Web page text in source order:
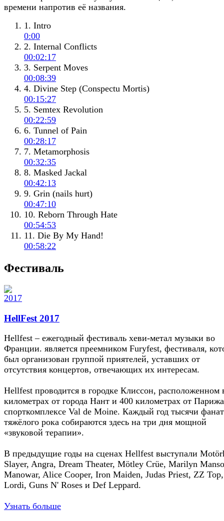
времени напротив её названия.
1. Intro
0:00
2. Internal Conflicts
00:02:17
3. Serpent Moves
00:08:39
4. Divine Step (Conspectu Mortis)
00:15:27
5. Semtex Revolution
00:22:59
6. Tunnel of Pain
00:28:17
7. Metamorphosis
00:32:35
8. Masked Jackal
00:42:13
9. Grin (nails hurt)
00:47:10
10. Reborn Through Hate
00:54:53
11. Die By My Hand!
00:58:22
Фестиваль
HellFest 2017
Hellfest – ежегодный фестиваль хеви-метал музыки во
Франции. является преемником Furyfest, фестиваля,
был организован группой приятелей, уставших от
отсутствия концертов, отвечающих их интересам.
Hellfest проводится в городке Клиссон, расположенном
километрах от города Нант и 400 километрах от
спорткомплексе Val de Moine. Каждый год тысячи
тяжёлого рока собираются здесь на три дня мощной
«звуковой терапии».
В предыдущие годы на сценах Hellfest выступали
Slayer, Angra, Dream Theater, Mötley Crüe, Marilyn
Manowar, Alice Cooper, Iron Maiden, Judas Priest, ZZ Top,
Lordi, Guns N' Roses и Def Leppard.
Узнать больше